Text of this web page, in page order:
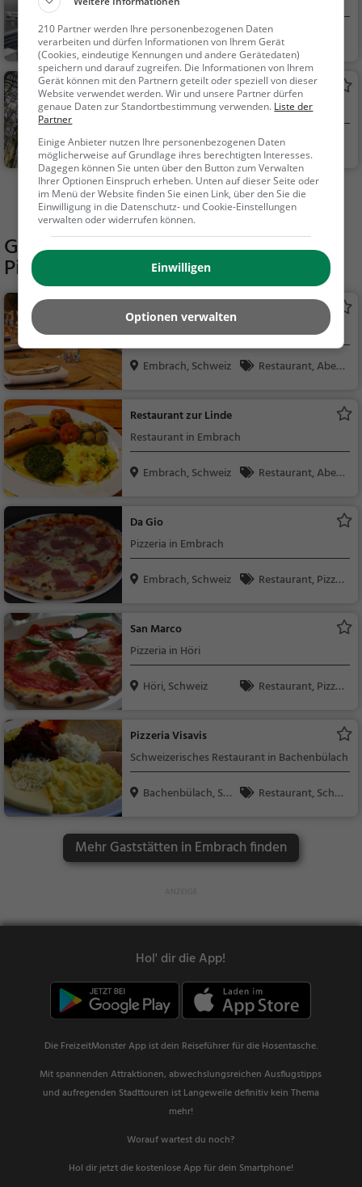
Kloten, Schweiz
Aussichtspunkt, F
amilie & Kinder, Natu
r
Petersbodenturm
Aussichtsturm in Bülach
Bülach, Schweiz
Aussichtspunkt, F
amilie & Kinder, Natu
r
Mehr Aktivitäten in Embrach finden
Gaststätten in der Nähe von
Picknickplatz Embrach
Lokal
Restaurant in Embrach
Embrach, Schweiz
Restaurant, Aben
Restaurant zur Linde
Restaurant in Embrach
Embrach, Schweiz
Restaurant, Aben
Da Gio
Pizzeria in Embrach
Embrach, Schweiz
Restaurant, Pizza,
ch, Mittagessen, Euro
San Marco
Pizzeria in Höri
Höri, Schweiz
Restaurant, Pizza,
ch, Mittagessen, Euro
Mediterran
Pizzeria Visavis
Schweizerisches Restaurant in Bachenbülach
Bachenbülach, Sch
Restaurant, Schw
che, Mittagessen, Ab
endessen
Mehr Gaststätten in Embrach finden
Hol' dir die App!
Die FreizeitMonster App ist dein Reiseführer für die Hosentasche.
Mit spannenden Attraktionen, abwechslungsreichen Ausflugstipps
und aufregenden Stadttouren ist Langeweile definitiv kein Thema
mehr!
Worauf wartest du noch?
Hol dir jetzt die kostenlose App für dein Smartphone!
210 Partner werden Ihre personenbezogenen Daten
verarbeiten und dürfen Informationen von Ihrem Gerät
(Cookies, eindeutige Kennungen und andere Gerätedaten)
speichern und darauf zugreifen. Die Informationen von Ihrem
Gerät können mit den Partnern geteilt oder speziell von dieser
Website verwendet werden. Wir und unsere Partner dürfen
genaue Daten zur Standortbestimmung verwenden. Liste der
Partner
Einige Anbieter nutzen Ihre personenbezogenen Daten
möglicherweise auf Grundlage ihres berechtigten Interesses.
Dagegen können Sie unten über den Button zum Verwalten
Ihrer Optionen Einspruch erheben. Unten auf dieser Seite oder
im Menü der Website finden Sie einen Link, über den Sie die
Einwilligung in die Datenschutz- und Cookie-Einstellungen
verwalten oder widerrufen können.
Einwilligen
Optionen verwalten